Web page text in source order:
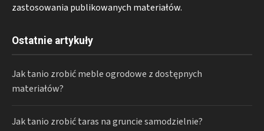
zastosowania publikowanych materiałów.
Ostatnie artykuły
Jak tanio zrobić meble ogrodowe z dostępnych
materiałów?
Jak tanio zrobić taras na gruncie samodzielnie?